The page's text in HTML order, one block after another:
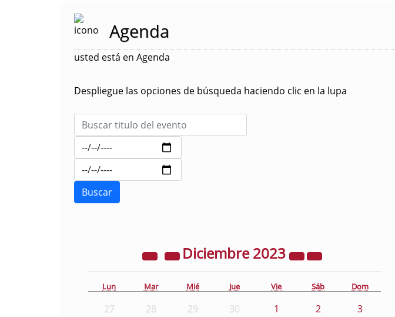
Agenda
usted está en Agenda
Despliegue las opciones de búsqueda haciendo clic en la lupa
Diciembre2023
Lun Mar Mié Jue Vie Sáb Dom
27 28 29 30 1 2 3